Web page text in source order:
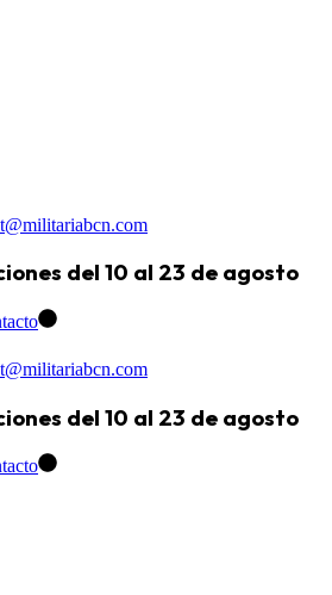
del 10 al 23 de agosto
del 10 al 23 de agosto